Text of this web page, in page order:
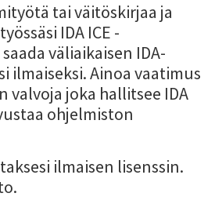
tai väitöskirjaa ja
IDA ICE -
väliaikaisen IDA-
ilmaiseksi. Ainoa vaatimus
valvoja joka hallitsee IDA
ohjelmiston
ilmaisen lisenssin.